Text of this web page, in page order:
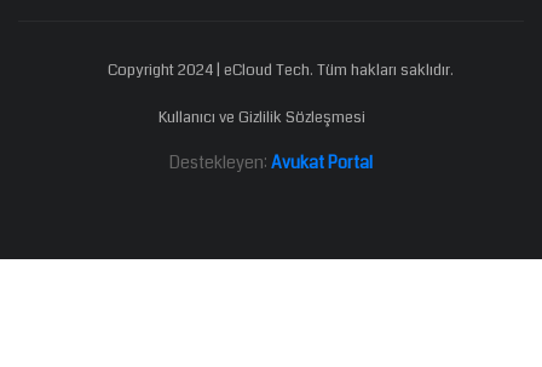
Copyright 2024 | eCloud Tech. Tüm hakları saklıdır.
Kullanıcı ve Gizlilik Sözleşmesi
Destekleyen: Avukat Portal